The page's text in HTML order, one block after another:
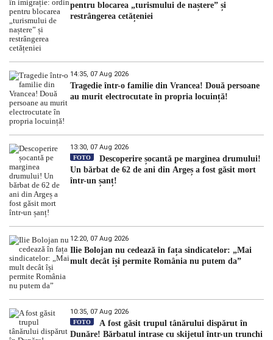
pentru blocarea „turismului de naștere” și
restrângerea cetățeniei
14:35, 07 Aug 2026
Tragedie într-o familie din Vrancea! Două persoane
au murit electrocutate în propria locuință!
13:30, 07 Aug 2026
FOTO
Descoperire șocantă pe marginea drumului!
Un bărbat de 62 de ani din Argeș a fost găsit mort
într-un șanț!
12:20, 07 Aug 2026
Ilie Bolojan nu cedează în fața sindicatelor: „Mai
mult decât își permite România nu putem da”
10:35, 07 Aug 2026
FOTO
A fost găsit trupul tânărului dispărut în
Dunăre! Bărbatul intrase cu skijetul într-un trunchi